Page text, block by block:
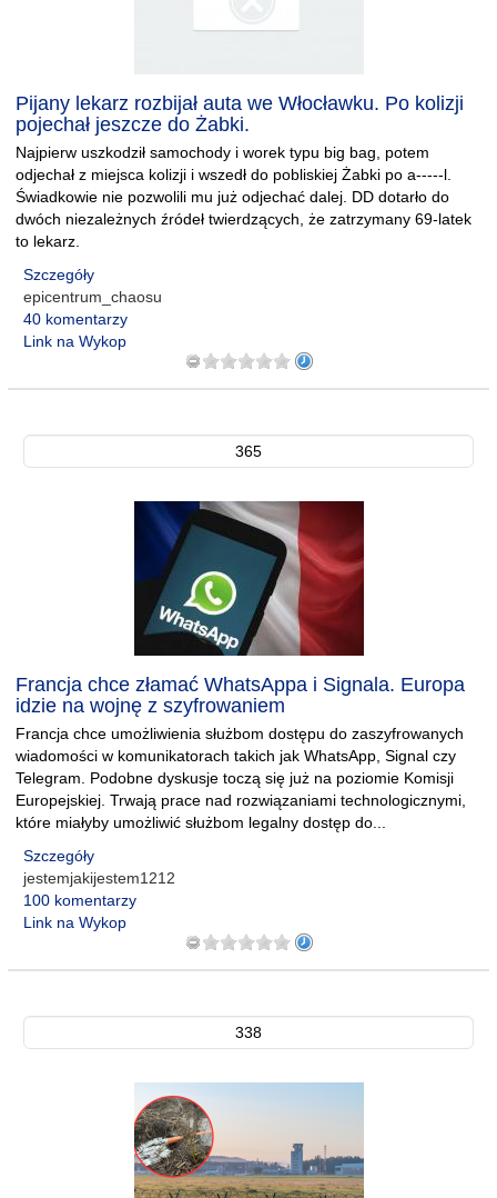
Pijany lekarz rozbijał auta we Włocławku. Po kolizji
pojechał jeszcze do Żabki.
Najpierw uszkodził samochody i worek typu big bag, potem
odjechał z miejsca kolizji i wszedł do pobliskiej Żabki po a-----l.
Świadkowie nie pozwolili mu już odjechać dalej. DD dotarło do
dwóch niezależnych źródeł twierdzących, że zatrzymany 69-latek
to lekarz.
Szczegóły
epicentrum_chaosu
40 komentarzy
Link na Wykop
365
Francja chce złamać WhatsAppa i Signala. Europa
idzie na wojnę z szyfrowaniem
Francja chce umożliwienia służbom dostępu do zaszyfrowanych
wiadomości w komunikatorach takich jak WhatsApp, Signal czy
Telegram. Podobne dyskusje toczą się już na poziomie Komisji
Europejskiej. Trwają prace nad rozwiązaniami technologicznymi,
które miałyby umożliwić służbom legalny dostęp do...
Szczegóły
jestemjakijestem1212
100 komentarzy
Link na Wykop
338